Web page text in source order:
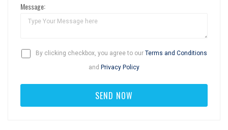
Message:
By clicking checkbox, you agree to our Terms and Conditions
and Privacy Policy